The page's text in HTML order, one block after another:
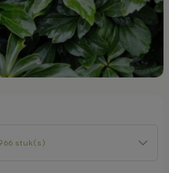
stuk(s)